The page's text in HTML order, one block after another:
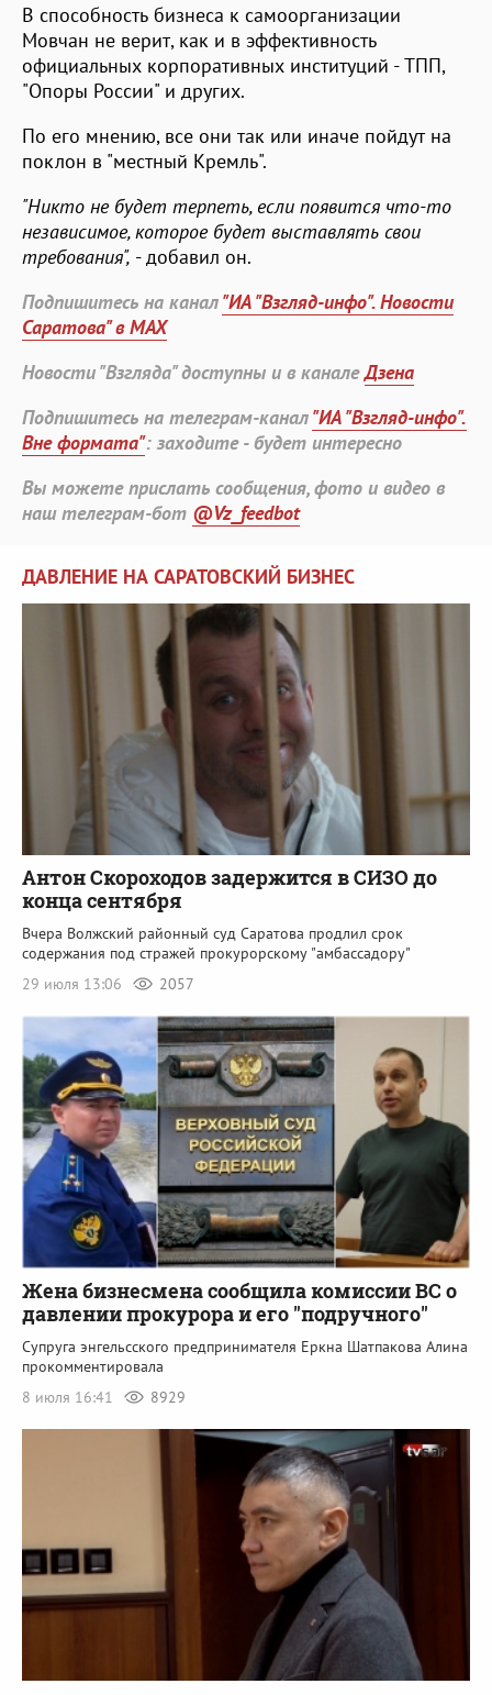
В способность бизнеса к самоорганизации
Мовчан не верит, как и в эффективность
официальных корпоративных институций - ТПП,
"Опоры России" и других.
По его мнению, все они так или иначе пойдут на
поклон в "местный Кремль".
"Никто не будет терпеть, если появится что-то
независимое, которое будет выставлять свои
требования", - добавил он.
Подпишитесь на канал"ИА "Взгляд-инфо". Новости
Саратова" в MAX
Новости "Взгляда" доступны и в каналеДзена
Подпишитесь на телеграм-канал"ИА "Взгляд-инфо".
Вне формата": заходите - будет интересно
Вы можете прислать сообщения, фото и видео в
наш телеграм-бот @Vz_feedbot
ДАВЛЕНИЕ НА САРАТОВСКИЙ БИЗНЕС
Антон Скороходов задержится в СИЗО до
конца сентября
Вчера Волжский районный суд Саратова продлил срок
содержания под стражей прокурорскому "амбассадору"
29 июля 13:06
2057
Жена бизнесмена сообщила комиссии ВС о
давлении прокурора и его "подручного"
Супруга энгельсского предпринимателя Еркна Шатпакова Алина
прокомментировала
8 июля 16:41
8929